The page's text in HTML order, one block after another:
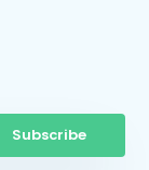
Subscribe